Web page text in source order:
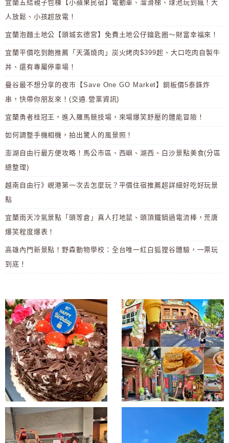
宜蘭五結親子包棟【小蘋果民宿】電動車、溜滑梯、球池玩到瘋！大
人放鬆、小孩超放電！
宜蘭泡麵土地公【頭城玄德宮】免費土地公仔鑰匙圈～財富幸福來！
宜蘭平價吃到飽推薦「天滿燒肉」炭火烤肉$399起、大口吃肉自製牛
丼、還有專屬停車場！
曼谷最不想分享的夜市【Save One GO Market】銅板價5泰銖炸
串，快帶你朋友來！(交通.營業資訊)
宜蘭勇者桂冠王，進入羅馬競技場，來場爆笑舒壓的體能冒險！
如何調整手機相機，拍出驚人的風景照！
澎湖自由行最方便攻略！馬公市區、西嶼、湖西、白沙景點美食(分區
總整理)
越南自由行》峴港第一次去怎麼玩？平價住宿推薦超詳細好吃好玩景
點
宜蘭雨天冷氣景點「頭等倉」真人打地鼠、頭頂鐵鍋過電流棒，荒唐
爆笑程度爆表！
高雄內門新景點！野森動物學校：全台唯一紅白狐狸谷體驗，一票玩
到底！